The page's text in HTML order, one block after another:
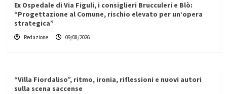
Ex Ospedale di Via Figuli, i consiglieri Brucculeri e Blò:
“Progettazione al Comune, rischio elevato per un’opera
strategica”
Redazione 09/08/2026
“Villa Fiordaliso”, ritmo, ironia, riflessioni e nuovi autori
sulla scena saccense